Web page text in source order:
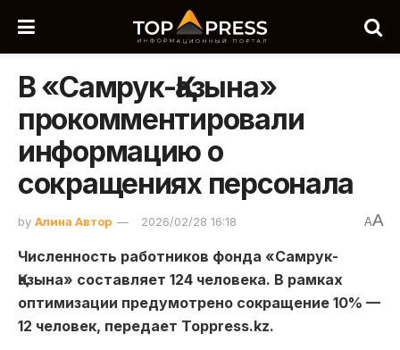
В «Самрук-Қазына»
прокомментировали
информацию о
сокращениях персонала
by Алина Автор 2026/02/28 16:18 AA
Численность работников фонда «Самрук-
Қазына» составляет 124 человека. В рамках
оптимизации предумотрено сокращение 10% —
12 человек, передает Toppress.kz.